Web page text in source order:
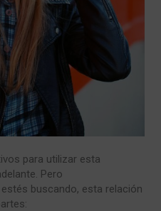
para utilizar esta
Pero
buscando, esta relación